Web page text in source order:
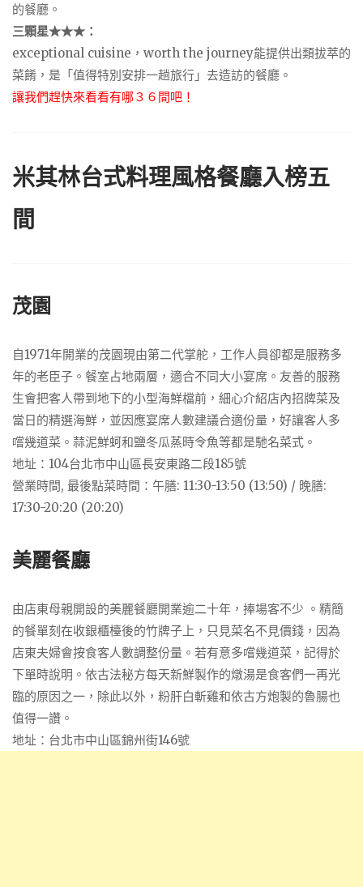
的餐廳。
三顆星★★★：
exceptional cuisine，worth the journey能提供出類拔萃的
菜餚，是「值得特別安排一趟旅行」去造訪的餐廳。
讓我們趕快來看看有哪３６間吧！
米其林台式料理風格餐廳入榜五
間
茂園
自1971年開業的茂園現由第二代掌舵，工作人員卻都是服務多
年的老臣子。餐室占地兩層，適合不同大小宴席。友善的服務
生會把客人帶到地下的小型海鮮檔前，細心介紹店內招牌菜及
當日的精選海鮮，並因應宴席人數建議合適份量，好讓客人多
嚐幾道菜。蒜泥鮮蚵和鹽冬瓜蒸時令魚等都是馳名菜式。
地址：104台北市中山區長安東路二段185號
營業時間, 最後點菜時間：午膳: 11:30-13:50 (13:50) / 晚膳:
17:30-20:20 (20:20)
美麗餐廳
由店東母親開設的美麗餐廳開業逾二十年，捧場客不少 。精簡
的餐單刻在收銀櫃檯後的竹牌子上，只見菜名不見價錢，因為
店東夫婦會按食客人數調整份量。若有意多嚐幾道菜，記得於
下單時說明。依古法秘方每天新鮮製作的燉湯是食客們一再光
臨的原因之一，除此以外，粉肝白斬雞和依古方炮製的魯腸也
值得一讚。
地址：台北市中山區錦州街146號